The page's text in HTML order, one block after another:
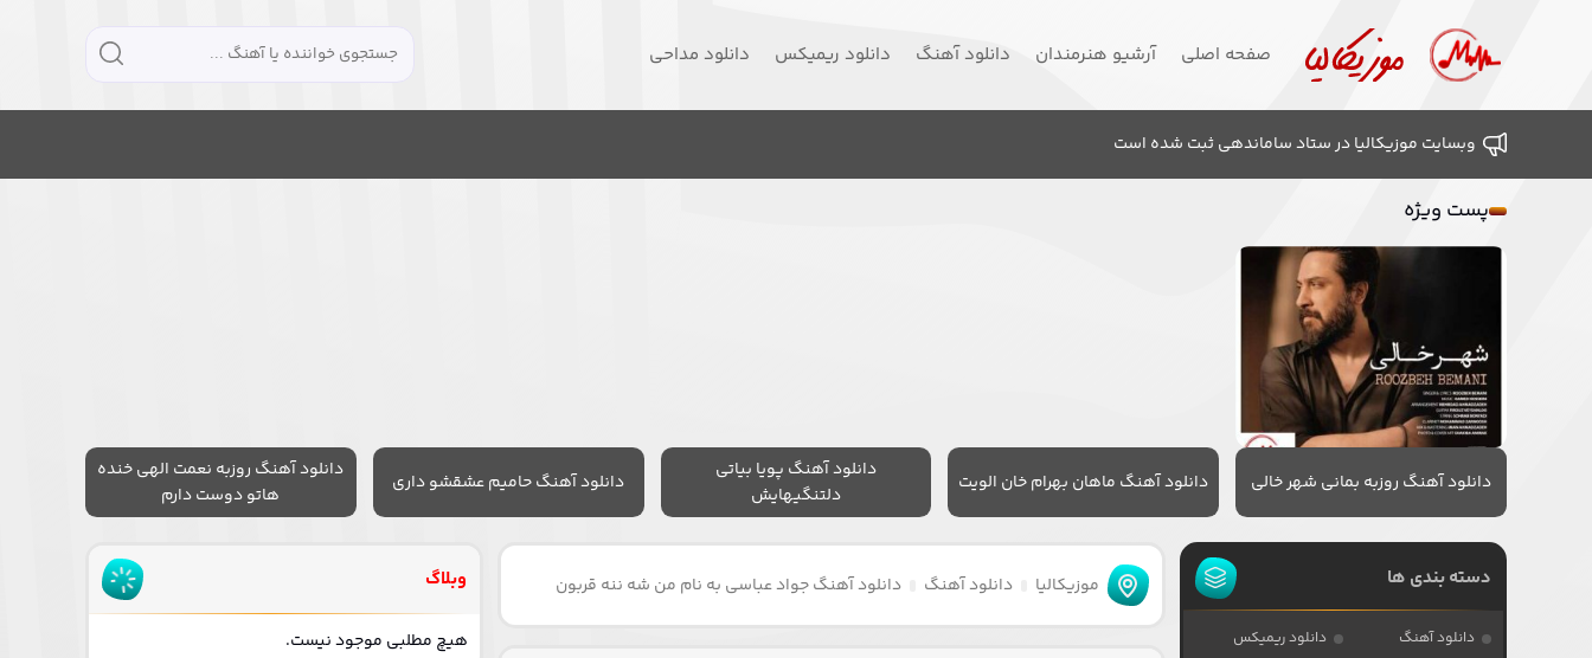
صفحه اصلی آرشیو هنرمندان دانلود آهنگ دانلود ریمیکس دانلود مداحی
وبسایت موزیکالیا در ستاد ساماندهی ثبت شده است
پست ویژه
دانلود آهنگ روزبه بمانی شهر خالی دانلود آهنگ ماهان بهرام خان الویت
دانلود آهنگ پویا بیاتی
دلتنگیهایش
دانلود آهنگ حامیم عشقشو داری
دانلود آهنگ روزبه نعمت الهی خنده
هاتو دوست دارم
موزیکالیا دانلود آهنگ دانلود آهنگ جواد عباسی به نام من شه ننه ‌قربون دسته بندی ها
دانلود آهنگ
دانلود ریمیکس
وبلاگ
هیچ مطلبی موجود نیست.